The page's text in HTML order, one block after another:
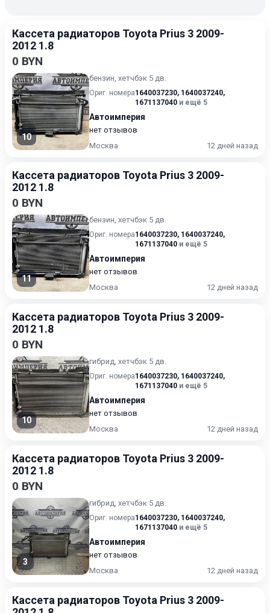
Кассета радиаторов Toyota Prius 3 2009-
2012 1.8
0 BYN
10
бензин, хетчбэк 5 дв.
Ориг. номера1640037230, 1640037240,
1671137040 и ещё 5
Автоимперия
нет отзывов
Москва
12 дней назад
Кассета радиаторов Toyota Prius 3 2009-
2012 1.8
0 BYN
11
бензин, хетчбэк 5 дв.
Ориг. номера1640037230, 1640037240,
1671137040 и ещё 5
Автоимперия
нет отзывов
Москва
12 дней назад
Кассета радиаторов Toyota Prius 3 2009-
2012 1.8
0 BYN
10
гибрид, хетчбэк 5 дв.
Ориг. номера1640037230, 1640037240,
1671137040 и ещё 5
Автоимперия
нет отзывов
Москва
12 дней назад
Кассета радиаторов Toyota Prius 3 2009-
2012 1.8
0 BYN
3
гибрид, хетчбэк 5 дв.
Ориг. номера1640037230, 1640037240,
1671137040 и ещё 5
Автоимперия
нет отзывов
Москва
12 дней назад
Кассета радиаторов Toyota Prius 3 2009-